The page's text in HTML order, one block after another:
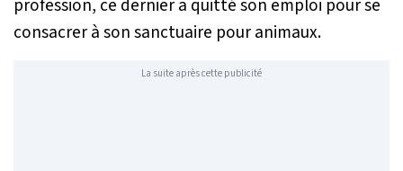
profession, ce dernier a quitté son emploi pour se
consacrer à son sanctuaire pour animaux.
La suite après cette publicité